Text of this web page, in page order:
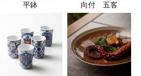
平鉢
向付 五客